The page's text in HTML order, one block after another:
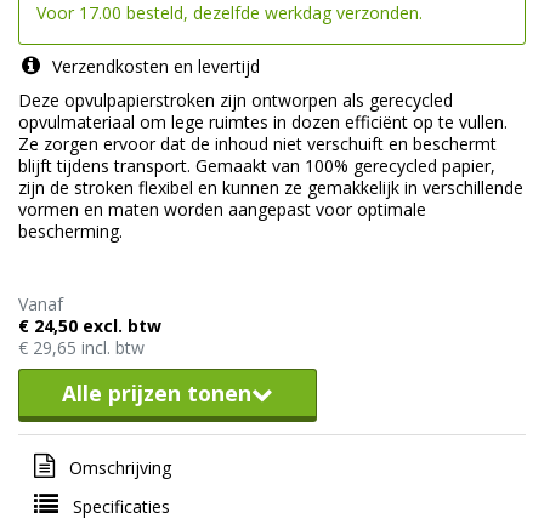
Voor 17.00 besteld, dezelfde werkdag verzonden.
Verzendkosten en levertijd
Deze opvulpapierstroken zijn ontworpen als gerecycled
opvulmateriaal om lege ruimtes in dozen efficiënt op te vullen.
Ze zorgen ervoor dat de inhoud niet verschuift en beschermt
blijft tijdens transport. Gemaakt van 100% gerecycled papier,
zijn de stroken flexibel en kunnen ze gemakkelijk in verschillende
vormen en maten worden aangepast voor optimale
bescherming.
Vanaf
€ 24,50 excl. btw
€ 29,65 incl. btw
Alle prijzen tonen
Omschrijving
Specificaties